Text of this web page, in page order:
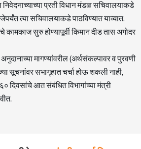
प्रती विधान मंडळ सचिवालयाकडे
त्या सचिवालयाकडे पाठविण्यात याव्यात.
कामकाज सुरु होण्यापूर्वी किमान दीड तास अगोदर
मागण्यांवरील (अर्थसंकल्पावर व पुरवणी
सूचनांवर सभागृहात चर्चा होऊ शकली नाही,
दिवसांचे आत संबंधित विभागांच्या मंत्री